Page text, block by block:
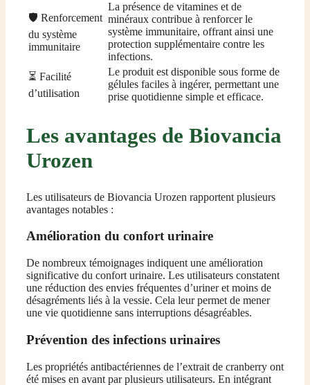
🛡️ Renforcement
du système
immunitaire
La présence de vitamines et de
minéraux contribue à renforcer le
système immunitaire, offrant ainsi une
protection supplémentaire contre les
infections.
⏳ Facilité
d’utilisation
Le produit est disponible sous forme de
gélules faciles à ingérer, permettant une
prise quotidienne simple et efficace.
Les avantages de Biovancia
Urozen
Les utilisateurs de Biovancia Urozen rapportent plusieurs
avantages notables :
Amélioration du confort urinaire
De nombreux témoignages indiquent une amélioration
significative du confort urinaire. Les utilisateurs constatent
une réduction des envies fréquentes d’uriner et moins de
désagréments liés à la vessie. Cela leur permet de mener
une vie quotidienne sans interruptions désagréables.
Prévention des infections urinaires
Les propriétés antibactériennes de l’extrait de cranberry ont
été mises en avant par plusieurs utilisateurs. En intégrant